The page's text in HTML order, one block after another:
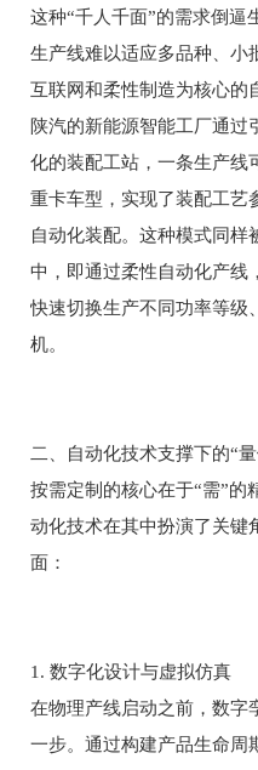
这种“千人千面”的需求倒逼
生产线难以适应多品种、小
互联网和柔性制造为核心的
陕汽的新能源智能工厂通过
化的装配工站，一条生产线
重卡车型，实现了装配工艺
自动化装配。这种模式同样
中，即通过柔性自动化产线
快速切换生产不同功率等级
机。
二、自动化技术支撑下的“
按需定制的核心在于“需”的
动化技术在其中扮演了关键
面：
1. 数字化设计与虚拟仿真
在物理产线启动之前，数字
一步。通过构建产品生命周